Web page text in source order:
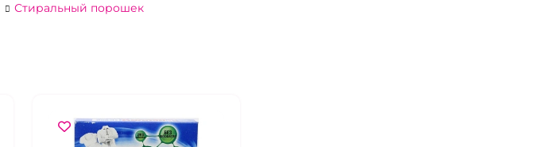
Стиральный порошек